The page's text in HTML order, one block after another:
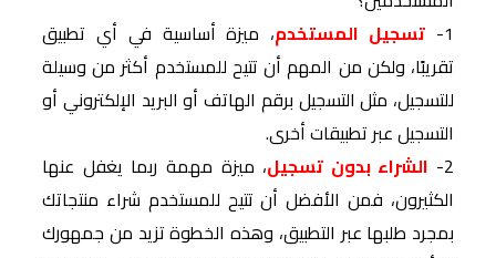
1- تسجيل المستخدم، ميزة أساسية في أي تطبيق
تقريبًا، ولكن من المهم أن تتيح للمستخدم أكثر من وسيلة
للتسجيل، مثل التسجيل برقم الهاتف أو البريد الإلكتروني أو
التسجيل عبر تطبيقات أخرى.
2- الشراء بدون تسجيل، ميزة مهمة ربما يغفل عنها
الكثيرون، فمن الأفضل أن تتيح للمستخدم شراء منتجاتك
بمجرد طلبها عبر التطبيق، وهذه الخطوة تزيد من جمهورك